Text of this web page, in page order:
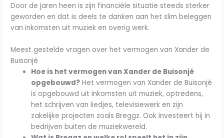
Door de jaren heen is zijn financiële situatie steeds sterker
geworden en dat is deels te danken aan het slim beleggen
van inkomsten uit muziek en overig werk.
Meest gestelde vragen over het vermogen van Xander de
Buisonjé
Hoe is het vermogen van Xander de Buisonjé
opgebouwd? Het vermogen van Xander de Buisonjé
is opgebouwd uit inkomsten uit muziek, optredens,
het schrijven van liedjes, televisiewerk en zijn
zakelijke projecten zoals Breggz. Ook investeert hij in
bedrijven buiten de muziekwereld.